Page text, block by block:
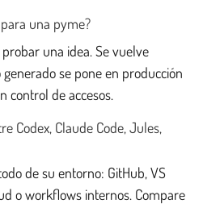
una pyme?
una idea. Se vuelve
se pone en producción
control de accesos.
Codex, Claude Code, Jules,
de su entorno: GitHub, VS
o workflows internos. Compare